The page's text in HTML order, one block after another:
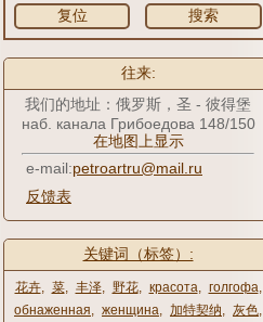
复位 搜索
往来:
我们的地址：俄罗斯，圣 - 彼得堡
наб. канала Грибоедова 148/150
在地图上显示
e-mail:petroartru@mail.ru
反馈表
关键词（标签）:
花卉, 菜, 丰泽, 野花, красота, голгофа,
обнаженная, женщина, 加特契纳, 灰色,